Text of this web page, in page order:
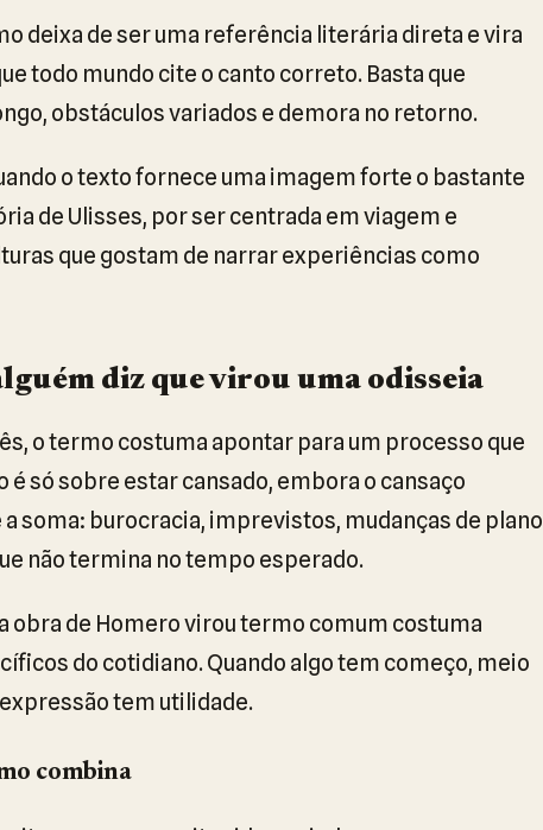
deixa de ser uma referência literária direta e vira
todo mundo cite o canto correto. Basta que
obstáculos variados e demora no retorno.
o texto fornece uma imagem forte o bastante
de Ulisses, por ser centrada em viagem e
que gostam de narrar experiências como
diz que virou uma odisseia
o termo costuma apontar para um processo que
é só sobre estar cansado, embora o cansaço
soma: burocracia, imprevistos, mudanças de plano
não termina no tempo esperado.
obra de Homero virou termo comum costuma
do cotidiano. Quando algo tem começo, meio
tem utilidade.
combina